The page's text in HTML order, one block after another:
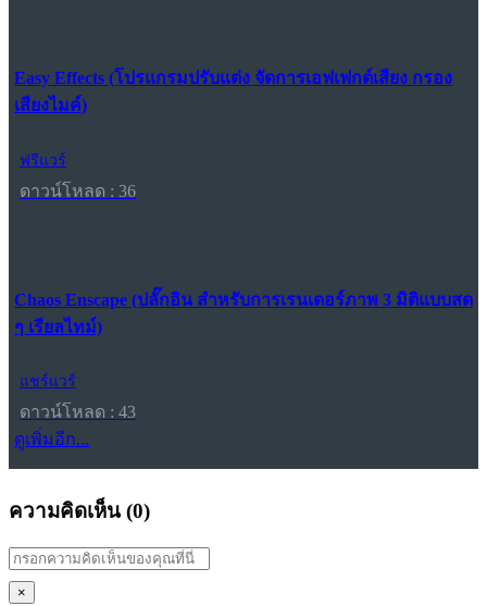
Easy Effects (โปรแกรมปรับแต่ง จัดการเอฟเฟกต์เสียง กรอง
เสียงไมค์)
ฟรีแวร์
ดาวน์โหลด : 36
Chaos Enscape (ปลั๊กอิน สำหรับการเรนเดอร์ภาพ 3 มิติแบบสด
ๆ เรียลไทม์)
แชร์แวร์
ดาวน์โหลด : 43
ดูเพิ่มอีก...
ความคิดเห็น (0)
×